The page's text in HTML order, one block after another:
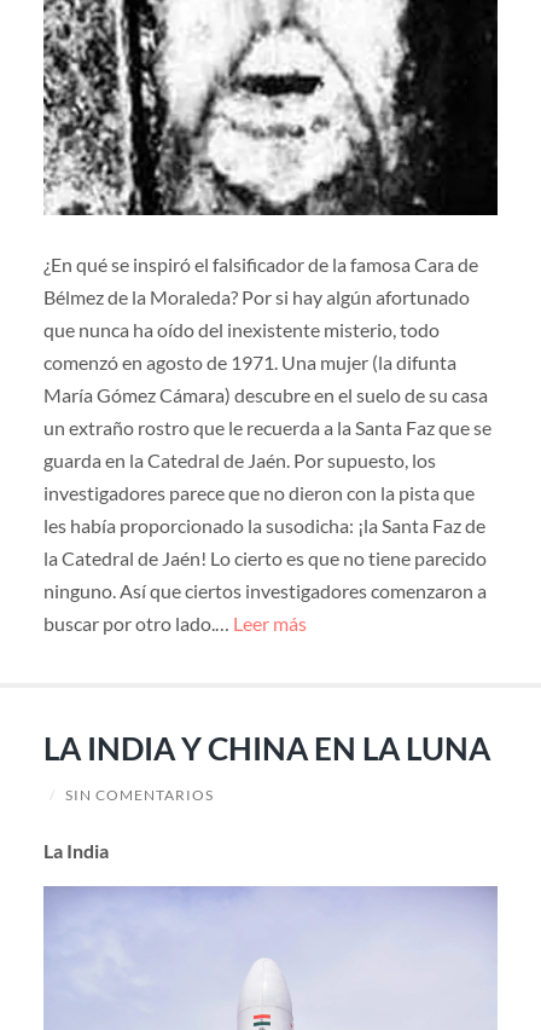
¿En qué se inspiró el falsificador de la famosa Cara de
Bélmez de la Moraleda? Por si hay algún afortunado
que nunca ha oído del inexistente misterio, todo
comenzó en agosto de 1971. Una mujer (la difunta
María Gómez Cámara) descubre en el suelo de su casa
un extraño rostro que le recuerda a la Santa Faz que se
guarda en la Catedral de Jaén. Por supuesto, los
investigadores parece que no dieron con la pista que
les había proporcionado la susodicha: ¡la Santa Faz de
la Catedral de Jaén! Lo cierto es que no tiene parecido
ninguno. Así que ciertos investigadores comenzaron a
buscar por otro lado.… Leer más
LA INDIA Y CHINA EN LA LUNA
/ SIN COMENTARIOS
La India